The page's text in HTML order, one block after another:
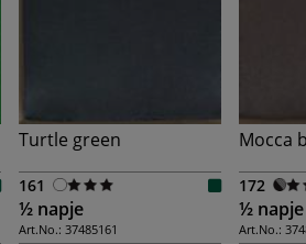
Turtle green
161
½ napje
Art.No.: 37485161
Mocca
172
½ napje
Art.No.: